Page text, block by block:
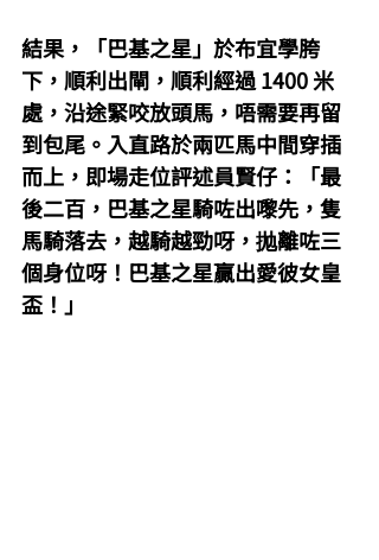
結果，「巴基之星」於布宜學胯
下，順利出閘，順利經過 1400 米
處，沿途緊咬放頭馬，唔需要再留
到包尾。入直路於兩匹馬中間穿插
而上，即場走位評述員賢仔：「最
後二百，巴基之星騎咗出嚟先，隻
馬騎落去，越騎越勁呀，抛離咗三
個身位呀！巴基之星贏出愛彼女皇
盃！」